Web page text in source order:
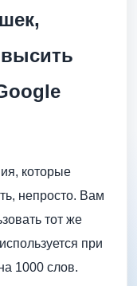
которые
непросто. Вам
тот же
при
1000 слов.